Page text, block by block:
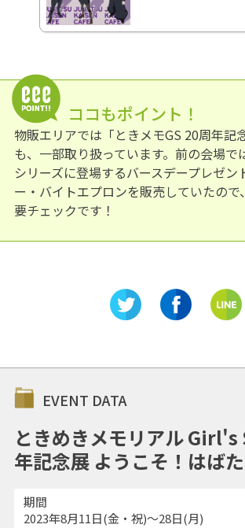
ココもポイント！
物販エリアでは「ときメモGS 20周年記
も、一部取り扱っています。前の会場で
シリーズに登場するバースデープレゼン
ー・バイトエプロンを販売していたので
要チェックです！
EVENT DATA
ときめきメモリアル Girl's
年記念展 ようこそ！はば
期間
2023年8月11日(金・祝)～28日(月)